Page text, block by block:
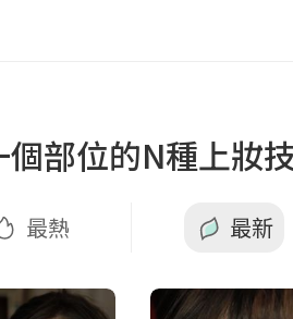
個部位的N種上妝
最熱 最新